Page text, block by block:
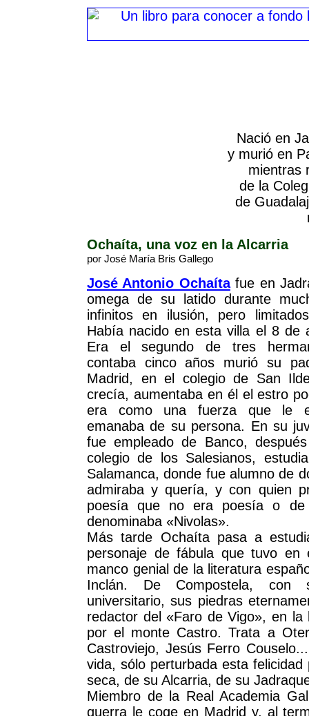
Nació en
y murió en
mientras
de la
de
Ochaíta, una voz en la Alcarria
por José María Bris Gallego
José Antonio Ochaítafue en
omega de su latido durante
infinitos en ilusión, pero
Había nacido en esta villa el 8 de
Era el segundo de tres
contaba cinco años murió su
Madrid, en el colegio de San
crecía, aumentaba en él el estro
era como una fuerza que le
emanaba de su persona. En su
fue empleado de Banco,
colegio de los Salesianos,
Salamanca, donde fue alumno de
admiraba y quería, y con quien
poesía que no era poesía o
denominaba «Nivolas».
Más tarde Ochaíta pasa a
personaje de fábula que tuvo en
manco genial de la literatura
Inclán. De Compostela, con
universitario, sus piedras
redactor del «Faro de Vigo», en la
por el monte Castro. Trata a
Castroviejo, Jesús Ferro
vida, sólo perturbada esta
seca, de su Alcarria, de su
Miembro de la Real Academia
guerra le coge en Madrid y, al